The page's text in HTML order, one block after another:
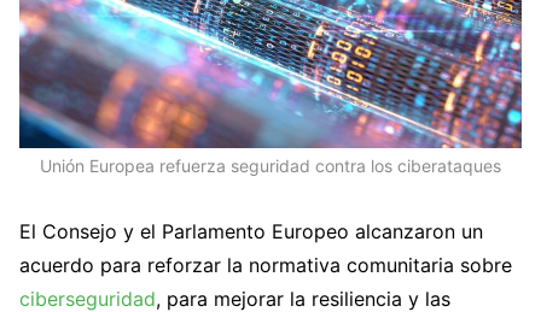
Unión Europea refuerza seguridad contra los ciberataques
El Consejo y el Parlamento Europeo alcanzaron un
acuerdo para reforzar la normativa comunitaria sobre
ciberseguridad, para mejorar la resiliencia y las